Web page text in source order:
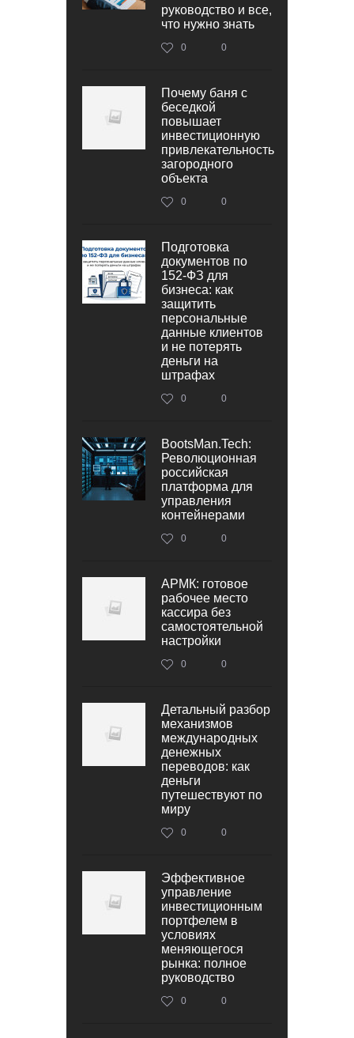
руководство и все,
что нужно знать
0 0
Почему баня с
беседкой
повышает
инвестиционную
привлекательность
загородного
объекта
0 0
Подготовка
документов по
152‑ФЗ для
бизнеса: как
защитить
персональные
данные клиентов
и не потерять
деньги на
штрафах
0 0
BootsMan.Tech:
Революционная
российская
платформа для
управления
контейнерами
0 0
АРМК: готовое
рабочее место
кассира без
самостоятельной
настройки
0 0
Детальный разбор
механизмов
международных
денежных
переводов: как
деньги
путешествуют по
миру
0 0
Эффективное
управление
инвестиционным
портфелем в
условиях
меняющегося
рынка: полное
руководство
0 0